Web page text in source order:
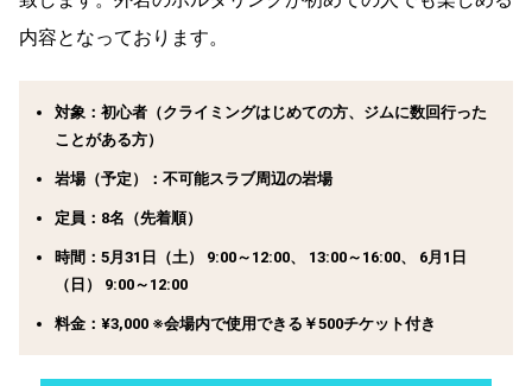
内容となっております。
対象：初心者（クライミングはじめての方、ジムに数回行った
ことがある方）
岩場（予定）：不可能スラブ周辺の岩場
定員：8名（先着順）
時間：5月31日（土） 9:00～12:00、 13:00～16:00、 6月1日
（日） 9:00～12:00
料金：¥3,000 ※会場内で使用できる￥500チケット付き